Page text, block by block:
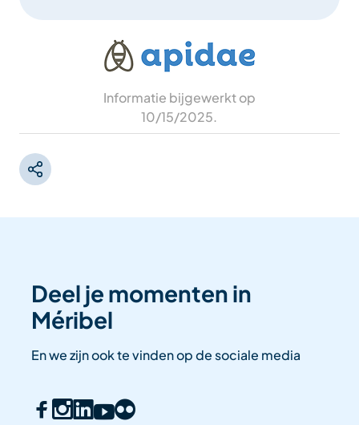
Informatie bijgewerkt op
10/15/2025.
Deel je momenten in
Méribel
En we zijn ook te vinden op de sociale media